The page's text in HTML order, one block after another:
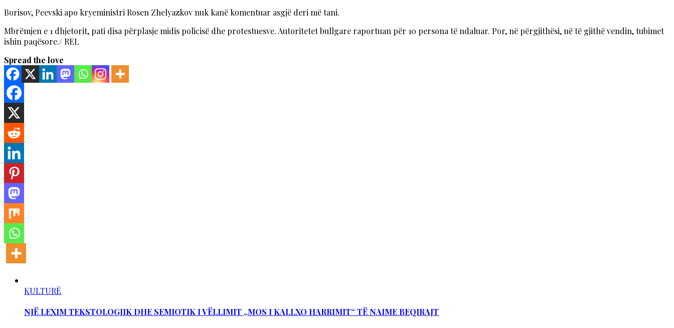
Borisov, Peevski apo kryeministri Rosen Zhelyazkov nuk kanë komentuar asgjë deri më tani.
Mbrëmjen e 1 dhjetorit, pati disa përplasje midis policisë dhe protestuesve. Autoritetet bullgare raportuan për 10 persona të ndaluar. Por, në përgjithësi, në të gjithë vendin, tubimet
ishin paqësore./ REL
Spread the love
KULTURË
NJË LEXIM TEKSTOLOGJIK DHE SEMIOTIK I VËLLIMIT „MOS I KALLXO HARRIMIT“ TË NAIME BEQIRAJT